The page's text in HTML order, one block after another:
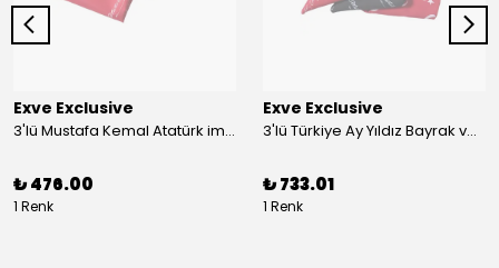
Exve Exclusive
3'lü Mustafa Kemal Atatürk imzalı ve Türkiye Ay Yıldız Bayraklı Kadın Fular Seti
₺ 476.00
1 Renk
Exve Exclusive
3'lü Türkiye Ay Yıldız Bayrak ve Mustafa Kemal Atatürk imzalı Kırmızı Siyah Yaka Mendili Seti
₺ 733.01
1 Renk